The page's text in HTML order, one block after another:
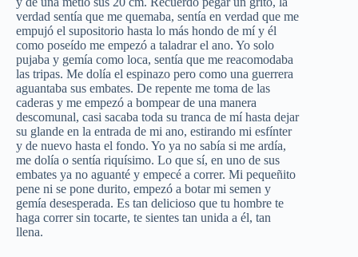
verdad sentía que me quemaba, sentía en verdad que me
empujó el supositorio hasta lo más hondo de mí y él
como poseído me empezó a taladrar el ano. Yo solo
pujaba y gemía como loca, sentía que me reacomodaba
las tripas. Me dolía el espinazo pero como una guerrera
aguantaba sus embates. De repente me toma de las
caderas y me empezó a bompear de una manera
descomunal, casi sacaba toda su tranca de mí hasta dejar
su glande en la entrada de mi ano, estirando mi esfínter
y de nuevo hasta el fondo. Yo ya no sabía si me ardía,
me dolía o sentía riquísimo. Lo que sí, en uno de sus
embates ya no aguanté y empecé a correr. Mi pequeñito
pene ni se pone durito, empezó a botar mi semen y
gemía desesperada. Es tan delicioso que tu hombre te
haga correr sin tocarte, te sientes tan unida a él, tan
llena.